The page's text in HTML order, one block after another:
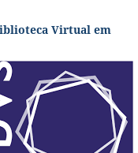
Virtual em